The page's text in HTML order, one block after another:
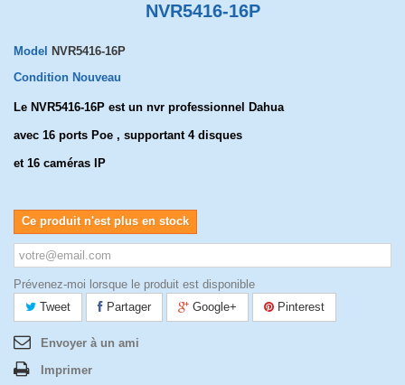
NVR5416-16P
Model
NVR5416-16P
Condition Nouveau
Le NVR5416-16P est un nvr professionnel Dahua
avec 16 ports Poe , supportant 4 disques
et 16 caméras IP
Ce produit n'est plus en stock
Prévenez-moi lorsque le produit est disponible
Tweet
Partager Google+ Pinterest
Envoyer à un ami
Imprimer